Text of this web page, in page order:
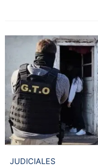
JUDICIALES